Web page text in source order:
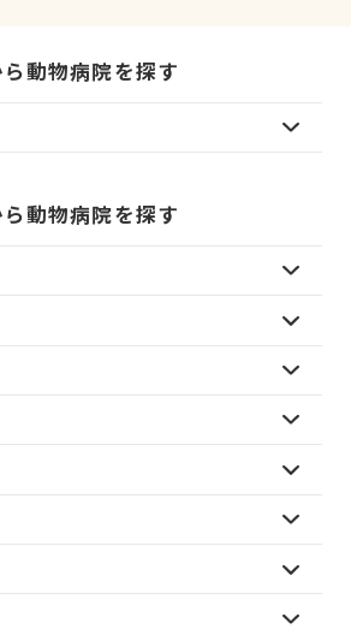
動物病院を探す
動物病院を探す